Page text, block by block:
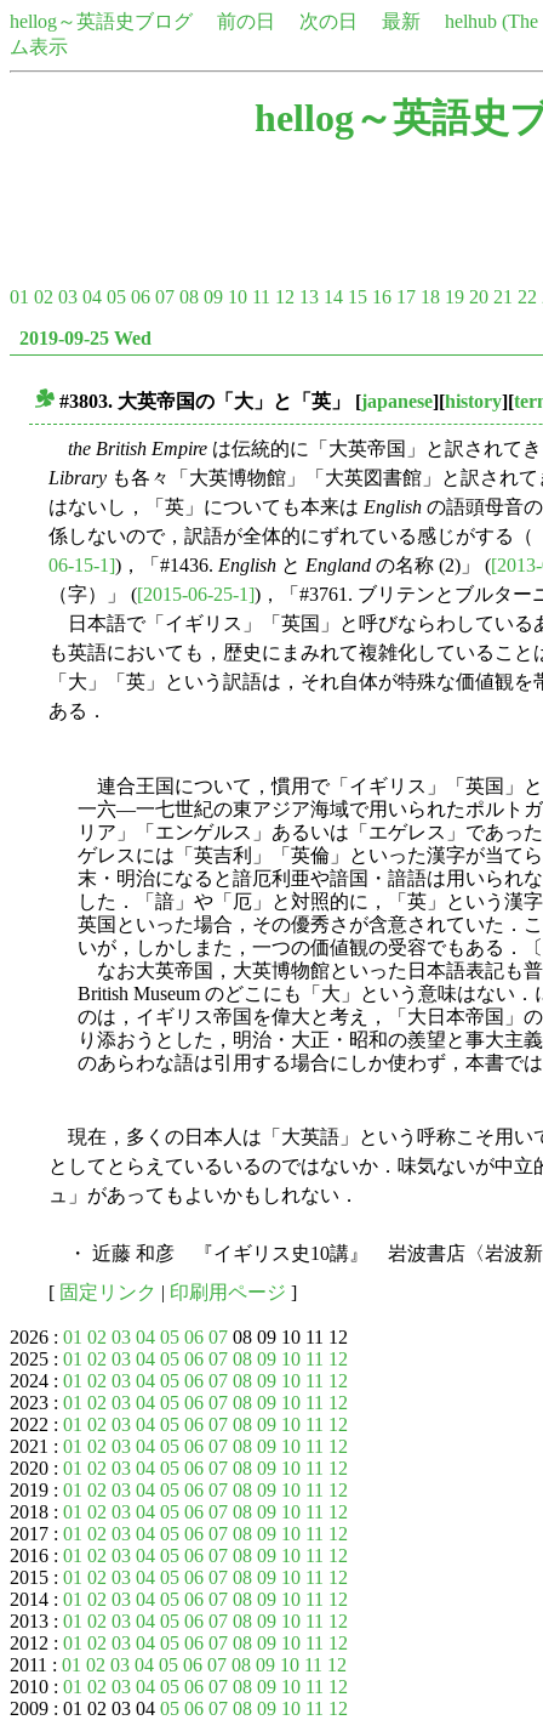
hellog～英語史ブログ 前の日 次の日 最新
helhub
ム表示
hellog～英語史
01 02 03 04 05 06 07 08 09 10 11 12 13 14 15 16 17 18 19 20 21 22
2019-09-25 Wed
#3803. 大英帝国の「大」と「英」 [japanese][history][
the British Empire は伝統的に「大英帝国」と訳されて
Library も各々「大英博物館」「大英図書館」と訳され
はないし，「英」についても本来は English の語頭母音
係しないので，訳語が全体的にずれている感じがする（
06-15-1])，「#1436. English と England の名称 (2)」 (
（字）」 ([2015-06-25-1])，「#3761. ブリテンとブルター
日本語で「イギリス」「英国」と呼びならわしている
も英語においても，歴史にまみれて複雑化しているこ
「大」「英」という訳語は，それ自体が特殊な価値観
ある．
連合王国について，慣用で「イギリス」「英国」
一六―一七世紀の東アジア海域で用いられたポルト
リア」「エンゲルス」あるいは「エゲレス」であっ
ゲレスには「英吉利」「英倫」といった漢字が当て
末・明治になると諳厄利亜や諳国・諳語は用いられ
した．「諳」や「厄」と対照的に，「英」という漢
英国といった場合，その優秀さ が含意されていた．
いが，しかしまた，一つの価値観の受容でもある．
なお大英帝国，大英博物館といった日本語表記も
British Museum のどこにも「大」という意味はない
のは，イギリス帝国を偉大と考え，「大日本帝国」
り添おうとした，明治・大正・昭和の羨望と事大主
のあらわな語は引用する場合にしか使わず，本書で
現在，多くの日本人は「大英語」という呼称こそ用い
としてとらえているいるのではないか．味気ないが中
ュ」があってもよいかもしれない．
・ 近藤 和彦 『イギリス史10講』 岩波書店〈岩波新
[ 固定リンク | 印刷用ページ ]
2026 : 01 02 03 04 05 06 07 08 09 10 11 12
2025 : 01 02 03 04 05 06 07 08 09 10 11 12
2024 : 01 02 03 04 05 06 07 08 09 10 11 12
2023 : 01 02 03 04 05 06 07 08 09 10 11 12
2022 : 01 02 03 04 05 06 07 08 09 10 11 12
2021 : 01 02 03 04 05 06 07 08 09 10 11 12
2020 : 01 02 03 04 05 06 07 08 09 10 11 12
2019 : 01 02 03 04 05 06 07 08 09 10 11 12
2018 : 01 02 03 04 05 06 07 08 09 10 11 12
2017 : 01 02 03 04 05 06 07 08 09 10 11 12
2016 : 01 02 03 04 05 06 07 08 09 10 11 12
2015 : 01 02 03 04 05 06 07 08 09 10 11 12
2014 : 01 02 03 04 05 06 07 08 09 10 11 12
2013 : 01 02 03 04 05 06 07 08 09 10 11 12
2012 : 01 02 03 04 05 06 07 08 09 10 11 12
2011 : 01 02 03 04 05 06 07 08 09 10 11 12
2010 : 01 02 03 04 05 06 07 08 09 10 11 12
2009 : 01 02 03 04 05 06 07 08 09 10 11 12